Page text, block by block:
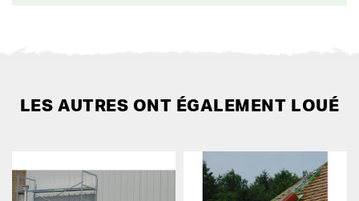
LES AUTRES ONT ÉGALEMENT LOUÉ